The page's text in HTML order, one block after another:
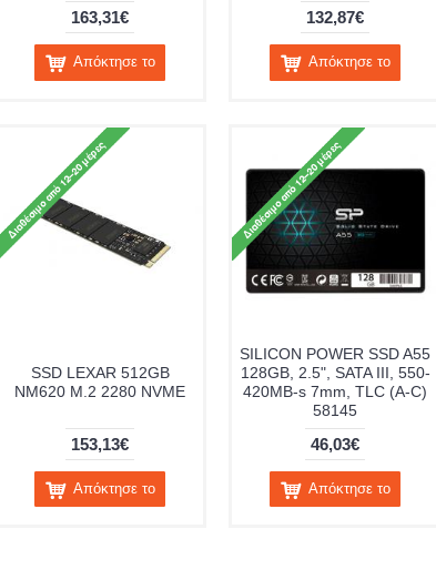
163,31€
Απόκτησε το
132,87€
Απόκτησε το
SSD LEXAR 512GB
NM620 M.2 2280 NVME
153,13€
Απόκτησε το
SILICON POWER SSD A55
128GB, 2.5", SATA III, 550-
420MB-s 7mm, TLC (A-C)
58145
46,03€
Απόκτησε το